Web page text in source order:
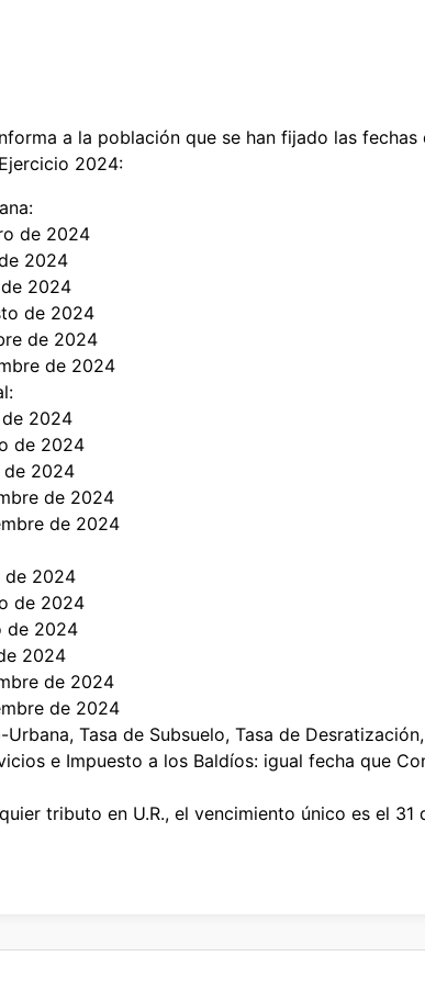
a la población que se han fijado las fechas
2024:
de 2024
2024
2024
de 2024
de 2024
de 2024
de 2024
de 2024
de 2024
de 2024
de 2024
de 2024
de 2024
de 2024
2024
de 2024
de 2024
Tasa de Subsuelo, Tasa de
e Impuesto a los Baldíos: igual fecha que
tributo en U.R., el vencimiento único es el 31